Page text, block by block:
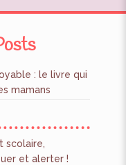
: le livre qui
mamans
scolaire,
et alerter !